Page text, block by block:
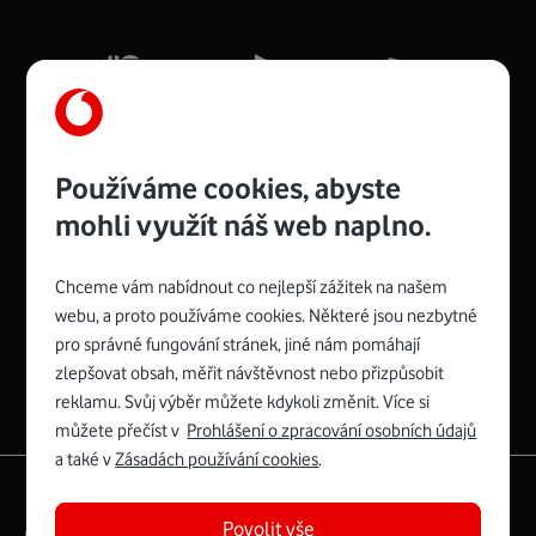
Více o COMPAL CH7465VF
Zyxel VMG8623-T50B:
Rozměry modemu jsou 16 x 22 x 7,5 cm (včetně stojánku)
a nabízí 4 gigabitové LAN porty a bezdrátové připojení Wi-
Fi ve verzích 802.11 b/g/n/ac pro frekvenci 2,4 GHz a
Mb/s.
Spojte se s Vodafonem
Používáme cookies, abyste
mohli využít náš web naplno.
Chceme vám nabídnout co nejlepší zážitek na našem
webu, a proto používáme cookies. Některé jsou nezbytné
pro správné fungování stránek, jiné nám pomáhají
zlepšovat obsah, měřit návštěvnost nebo přizpůsobit
reklamu. Svůj výběr můžete kdykoli změnit. Více si
můžete přečíst v Prohlášení o zpracování osobních údajů
a také vZásadách používání cookies.
Povolit vše